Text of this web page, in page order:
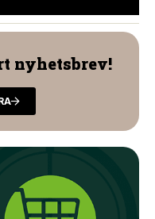
nyhetsbrev!